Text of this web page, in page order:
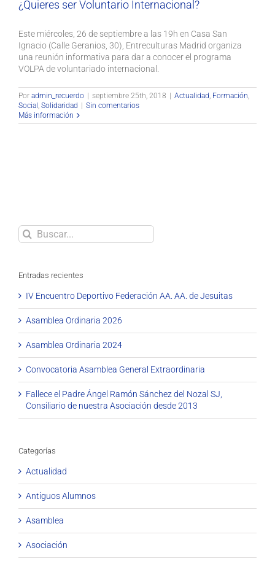
¿Quieres ser Voluntario Internacional?
Este miércoles, 26 de septiembre a las 19h en Casa San
Ignacio (Calle Geranios, 30), Entreculturas Madrid organiza
una reunión informativa para dar a conocer el programa
VOLPA de voluntariado internacional.
Por admin_recuerdo | septiembre 25th, 2018 | Actualidad Formación
Social Solidaridad | Sin comentarios
Más información
Buscar
Entradas recientes
IV Encuentro Deportivo Federación AA. AA. de Jesuitas
Asamblea Ordinaria 2026
Asamblea Ordinaria 2024
Convocatoria Asamblea General Extraordinaria
Fallece el Padre Ángel Ramón Sánchez del Nozal SJ,
Consiliario de nuestra Asociación desde 2013
Categorías
Actualidad
Antiguos Alumnos
Asamblea
Asociación